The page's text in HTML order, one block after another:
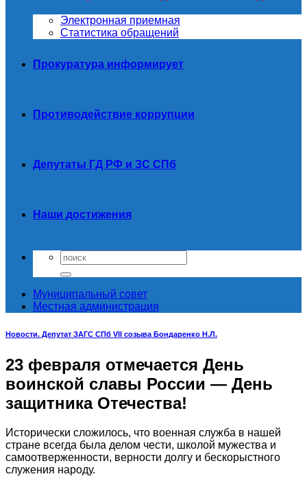
Электронная приемная
Статистика обращений
Прокуратура информирует
Противодействие коррупции
Депутаты ГД РФ и ЗС СПб
Наши достижения
Муниципальный совет
Местная администрация
Новости. Депутат ЗАГС СПб VII созыва Бондаренко Н.Л.
23 февраля отмечается День
воинской славы России — День
защитника Отечества!
Исторически сложилось, что военная служба в нашей
стране всегда была делом чести, школой мужества и
самоотверженности, верности долгу и бескорыстного
служения народу.